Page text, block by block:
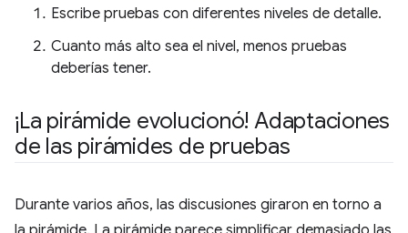
Escribe pruebas con diferentes niveles de detalle.
Cuanto más alto sea el nivel, menos pruebas
deberías tener.
¡La pirámide evolucionó! Adaptaciones
de las pirámides de pruebas
Durante varios años, las discusiones giraron en torno a